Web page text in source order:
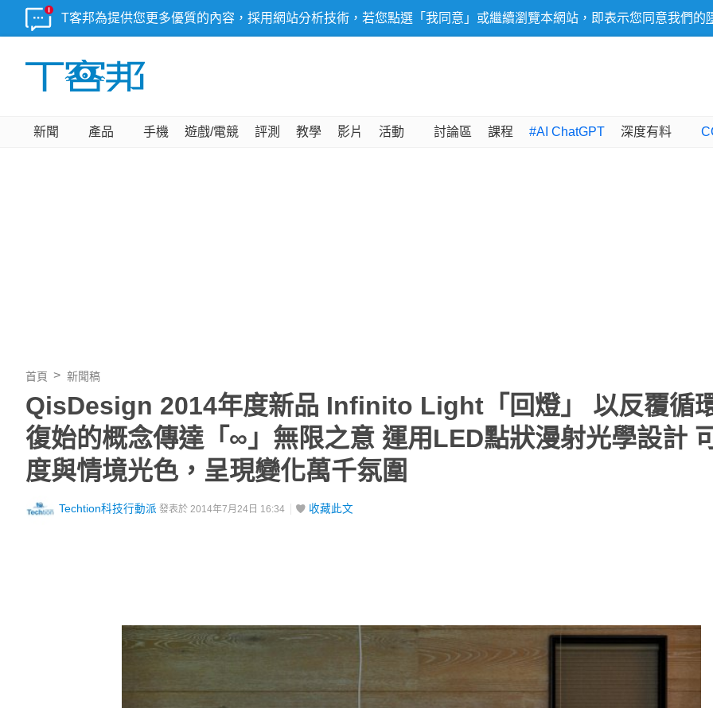
T客邦為提供您更多優質的內容，採用網站分析技術，若您點選「我同意」或繼續瀏覽本網站，即表示您同意我們的
新聞 產品 手機 遊戲/電競 評測 教學 影片 活動 討論區 課程 #AI ChatGPT 深度有料
首頁 新聞稿
QisDesign 2014年度新品 Infinito Light「回燈」 以反覆循
復始的概念傳達「∞」無限之意 運用LED點狀漫射光學設計
度與情境光色，呈現變化萬千氛圍
Techtion科技行動派 發表於 2014年7月24日 16:34 收藏此文